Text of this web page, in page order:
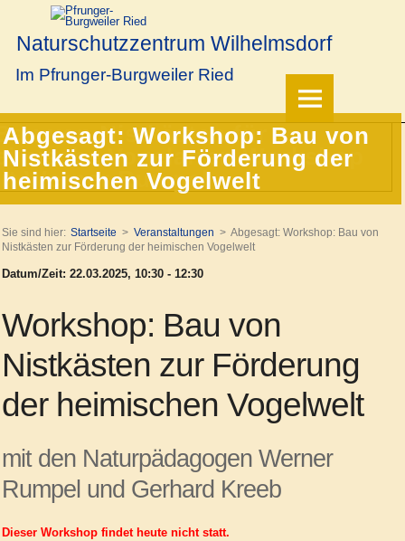
Naturschutzzentrum Wilhelmsdorf
Im Pfrunger-Burgweiler Ried
Abgesagt: Workshop: Bau von
Nistkästen zur Förderung der
heimischen Vogelwelt
Sie sind hier: Startseite Veranstaltungen
Abgesagt: Workshop: Bau von
Nistkästen zur Förderung der heimischen Vogelwelt
Datum/Zeit: 22.03.2025, 10:30 - 12:30
Workshop: Bau von
Nistkästen zur Förderung
der heimischen Vogelwelt
mit den Naturpädagogen Werner
Rumpel und Gerhard Kreeb
Dieser Workshop findet heute nicht statt.